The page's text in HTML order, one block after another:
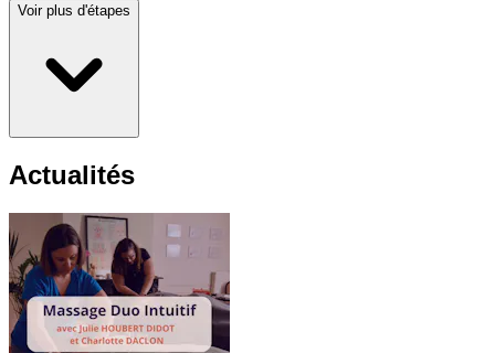
Voir plus d'étapes
Actualités